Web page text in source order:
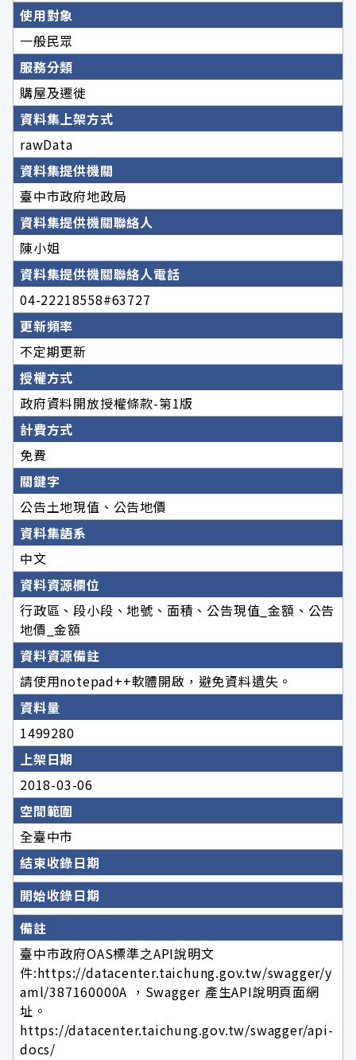
使用對象
一般民眾
服務分類
購屋及遷徙
資料集上架方式
rawData
資料集提供機關
臺中市政府地政局
資料集提供機關聯絡人
陳小姐
資料集提供機關聯絡人電話
04-22218558#63727
更新頻率
不定期更新
授權方式
政府資料開放授權條款-第1版
計費方式
免費
關鍵字
公告土地現值、公告地價
資料集語系
中文
資料資源欄位
行政區、段小段、地號、面積、公告現值_金額、公告
地價_金額
資料資源備註
請使用notepad++軟體開啟，避免資料遺失。
資料量
1499280
上架日期
2018-03-06
空間範圍
全臺中市
結束收錄日期
開始收錄日期
備註
臺中市政府OAS標準之API說明文
件:https://datacenter.taichung.gov.tw/swagger/y
aml/387160000A ，Swagger 產生API說明頁面網
址。
https://datacenter.taichung.gov.tw/swagger/api-
docs/